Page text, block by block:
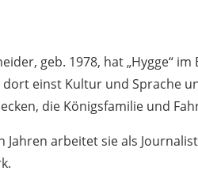
geb. 1978, hat „Hygge“
einst Kultur und Sprache
die Königsfamilie und
Jahren arbeitet sie als